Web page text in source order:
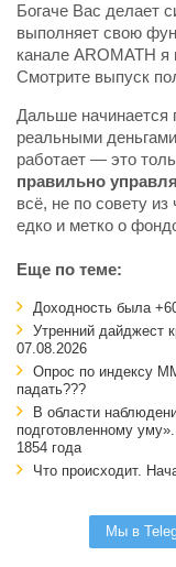
Богаче Вас делает
выполняет свою
канале AROMATH я
Смотрите выпуск
Дальше начинается
реальными
работает — это
правильно
всё, не по совету
едко и метко о
Еще по теме:
Доходность была
Утренний дайджест
07.08.2026
Опрос по индексу
падать???
В области
подготовленному
1854 года
Что происходит.
Мы в